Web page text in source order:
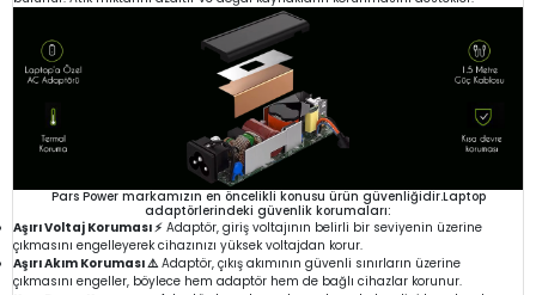
Pars Power markamızın en öncelikli konusu ürün güvenliğidir.Laptop
adaptörlerindeki güvenlik korumaları:
Aşırı Voltaj Koruması ⚡ Adaptör, giriş voltajının belirli bir seviyenin üzerine
çıkmasını engelleyerek cihazınızı yüksek voltajdan korur.
Aşırı Akım Koruması ⚠️Adaptör, çıkış akımının güvenli sınırların üzerine
çıkmasını engeller, böylece hem adaptör hem de bağlı cihazlar korunur.